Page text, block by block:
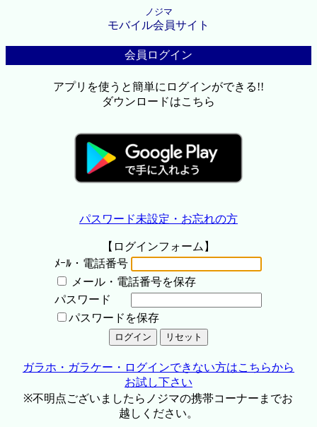
ノジマ
モバイル会員サイト
会員ログイン
アプリを使うと簡単にログインができる!!
ダウンロードはこちら
パスワード未設定・お忘れの方
【ログインフォーム】
ﾒｰﾙ・電話番号
メール・電話番号を保存
パスワード
パスワードを保存
ガラホ・ガラケー・ログインできない方はこちらから
お試し下さい
※不明点ございましたらノジマの携帯コーナーまでお
越しください。